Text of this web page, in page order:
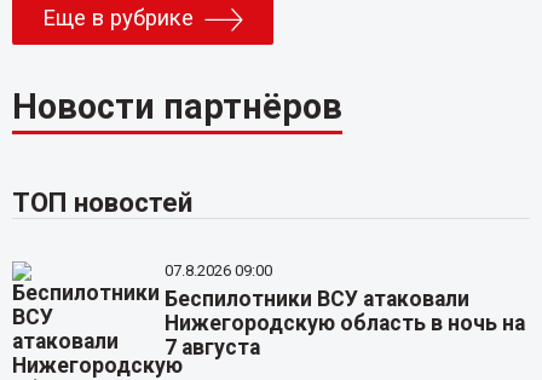
Еще в рубрике
Новости партнёров
ТОП новостей
07.8.2026 09:00
Беспилотники ВСУ атаковали
Нижегородскую область в ночь на
7 августа